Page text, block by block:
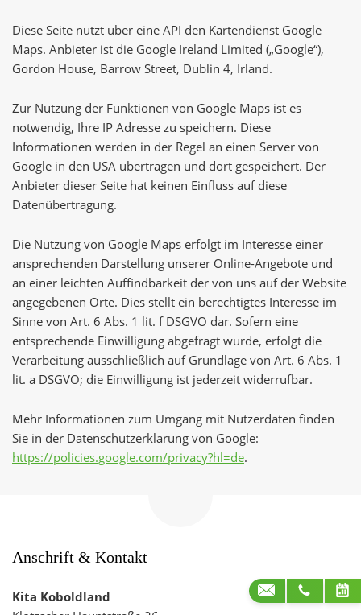
Diese Seite nutzt über eine API den Kartendienst Google
Maps. Anbieter ist die Google Ireland Limited („Google“),
Gordon House, Barrow Street, Dublin 4, Irland.
Zur Nutzung der Funktionen von Google Maps ist es
notwendig, Ihre IP Adresse zu speichern. Diese
Informationen werden in der Regel an einen Server von
Google in den USA übertragen und dort gespeichert. Der
Anbieter dieser Seite hat keinen Einfluss auf diese
Datenübertragung.
Die Nutzung von Google Maps erfolgt im Interesse einer
ansprechenden Darstellung unserer Online-Angebote und
an einer leichten Auffindbarkeit der von uns auf der Website
angegebenen Orte. Dies stellt ein berechtigtes Interesse im
Sinne von Art. 6 Abs. 1 lit. f DSGVO dar. Sofern eine
entsprechende Einwilligung abgefragt wurde, erfolgt die
Verarbeitung ausschließlich auf Grundlage von Art. 6 Abs. 1
lit. a DSGVO; die Einwilligung ist jederzeit widerrufbar.
Mehr Informationen zum Umgang mit Nutzerdaten finden
Sie in der Datenschutzerklärung von Google:
https://policies.google.com/privacy?hl=de.
Anschrift & Kontakt
Kita Koboldland